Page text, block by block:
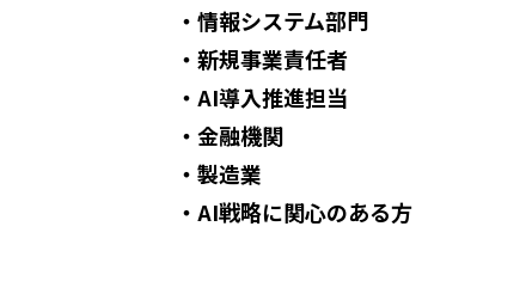
・情報システム部門
・新規事業責任者
・AI導入推進担当
・金融機関
・製造業
・AI戦略に関心のある方